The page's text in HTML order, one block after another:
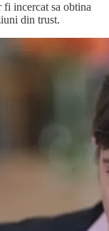
incercat sa obtina
din trust.